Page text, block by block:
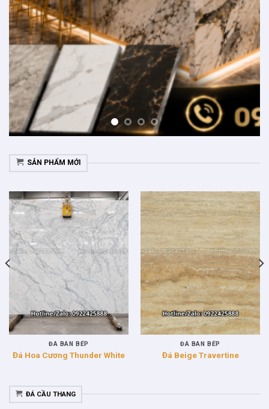
SẢN PHẨM MỚI
ĐÁ BÀN BẾP
Đá Hoa Cương Thunder White
ĐÁ BÀN BẾP
Đá Beige Travertine
ĐÁ CẦU THANG